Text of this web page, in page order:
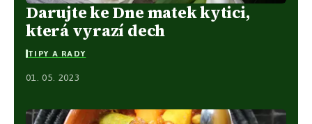
Darujte ke Dne matek kytici,
která vyrazí dech
TIPY A RADY
01. 05. 2023